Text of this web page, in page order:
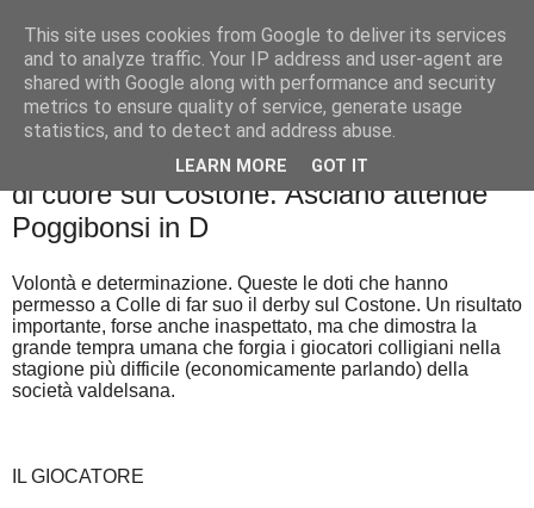
Palla al cerchio
mercoledì 4 dicembre 2019
Basket Land: Derby chiama derby. Colle
di cuore sul Costone. Asciano attende
Poggibonsi in D
Volontà e determinazione. Queste le doti che hanno
permesso a Colle di far suo il derby sul Costone. Un risultato
importante, forse anche inaspettato, ma che dimostra la
grande tempra umana che forgia i giocatori colligiani nella
stagione più difficile (economicamente parlando) della
società valdelsana.
IL GIOCATORE
This site uses cookies from Google to deliver its services
and to analyze traffic. Your IP address and user-agent are
shared with Google along with performance and security
metrics to ensure quality of service, generate usage
statistics, and to detect and address abuse.
LEARN MORE GOT IT